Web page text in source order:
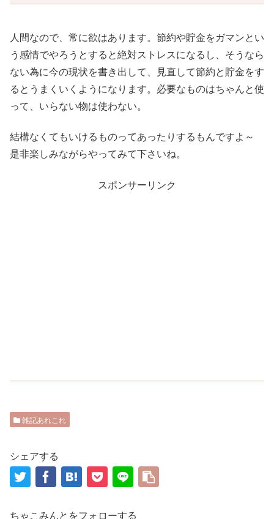
人間なので、常に欲はあります。節約や貯金をガマンとい
う感情でやろうとすると絶対ストレスになるし、そうなら
ない為に今の現状を書き出して、見直して節約と貯金をす
るとうまくいくようになります。必要なものはちゃんと使
って、いらない物は使わない。
結構なくてもいけるものってあったりするもんですよ～
是非楽しみながらやってみて下さいね。
スポンサーリンク
雑記あれこれ
シェアする
ちゃこみんとをフォローする